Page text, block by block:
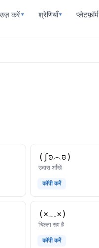
करें▾ श्रेणियाँ▾ प्लेटफ़ॉर्म
(ʃסּ︵סּ)
उदास आँखेंकाओमोजी
कॉपी करें
(×﹏×)
चिल्ला रहा हैकाओमोजी
कॉपी करें